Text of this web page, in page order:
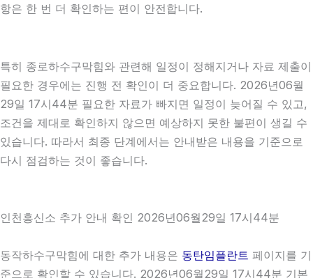
항은 한 번 더 확인하는 편이 안전합니다.
특히 종로하수구막힘와 관련해 일정이 정해지거나 자료 제출이
필요한 경우에는 진행 전 확인이 더 중요합니다. 2026년06월
29일 17시44분 필요한 자료가 빠지면 일정이 늦어질 수 있고,
조건을 제대로 확인하지 않으면 예상하지 못한 불편이 생길 수
있습니다. 따라서 최종 단계에서는 안내받은 내용을 기준으로
다시 점검하는 것이 좋습니다.
인천흥신소 추가 안내 확인 2026년06월29일 17시44분
동작하수구막힘에 대한 추가 내용은 동탄임플란트 페이지를 기
준으로 확인할 수 있습니다. 2026년06월29일 17시44분 기본